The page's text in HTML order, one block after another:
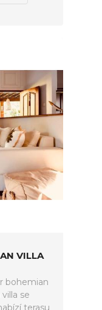
VILLA
bohemian
se
terasu